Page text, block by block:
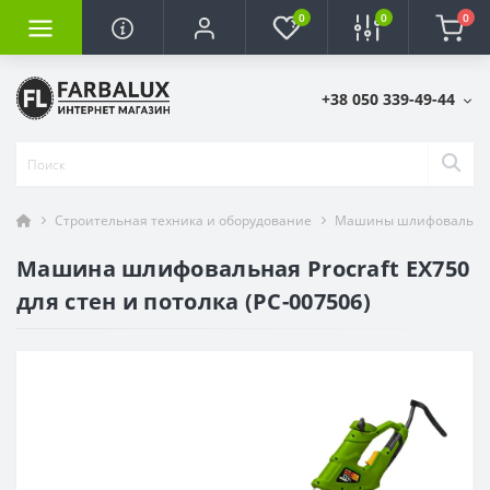
0 0 0
+38 050 339-49-44
Строительная техника и оборудование Машины
Машина шлифовальная Procraft EX750
для стен и потолка (PC-007506)